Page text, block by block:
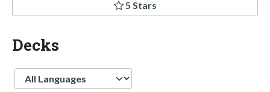
5 Stars
Decks
Language